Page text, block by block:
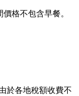
格不包含早餐。
於各地稅額收費不